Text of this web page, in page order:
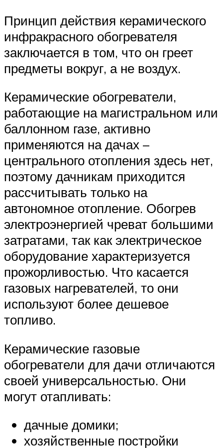
Принцип действия керамического
инфракрасного обогревателя
заключается в том, что он греет
предметы вокруг, а не воздух.
Керамические обогреватели,
работающие на магистральном или
баллонном газе, активно
применяются на дачах –
центрального отопления здесь нет,
поэтому дачникам приходится
рассчитывать только на
автономное отопление. Обогрев
электроэнергией чреват большими
затратами, так как электрическое
оборудование характеризуется
прожорливостью. Что касается
газовых нагревателей, то они
используют более дешевое
топливо.
Керамические газовые
обогреватели для дачи отличаются
своей универсальностью. Они
могут отапливать:
дачные домики;
хозяйственные постройки